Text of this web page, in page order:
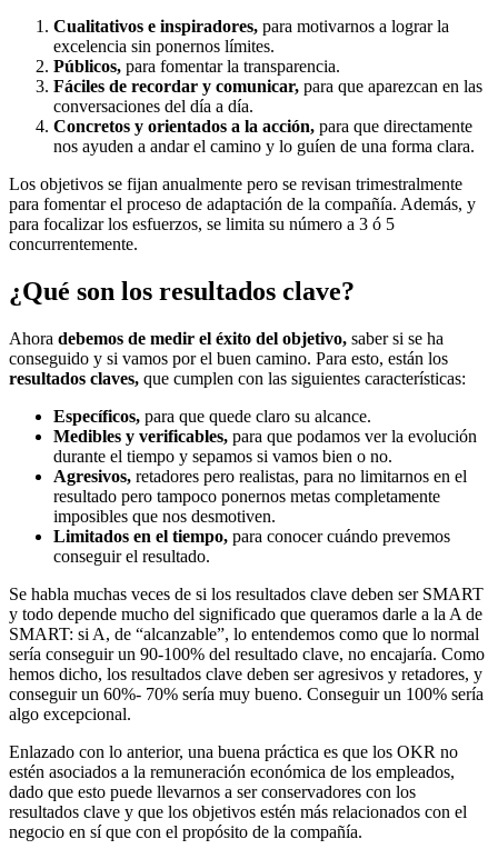
Cualitativos e inspiradores, para motivarnos a lograr la
excelencia sin ponernos límites.
Públicos, para fomentar la transparencia.
Fáciles de recordar y comunicar, para que aparezcan en las
conversaciones del día a día.
Concretos y orientados a la acción, para que directamente
nos ayuden a andar el camino y lo guíen de una forma clara.
Los objetivos se fijan anualmente pero se revisan trimestralmente
para fomentar el proceso de adaptación de la compañía. Además, y
para focalizar los esfuerzos, se limita su número a 3 ó 5
concurrentemente.
¿Qué son los resultados clave?
Ahora debemos de medir el éxito del objetivo, saber si se ha
conseguido y si vamos por el buen camino. Para esto, están los
resultados claves, que cumplen con las siguientes características:
Específicos, para que quede claro su alcance.
Medibles y verificables, para que podamos ver la evolución
durante el tiempo y sepamos si vamos bien o no.
Agresivos, retadores pero realistas, para no limitarnos en el
resultado pero tampoco ponernos metas completamente
imposibles que nos desmotiven.
Limitados en el tiempo, para conocer cuándo prevemos
conseguir el resultado.
Se habla muchas veces de si los resultados clave deben ser SMART
y todo depende mucho del significado que queramos darle a la A de
SMART: si A, de “alcanzable”, lo entendemos como que lo normal
sería conseguir un 90-100% del resultado clave, no encajaría. Como
hemos dicho, los resultados clave deben ser agresivos y retadores, y
conseguir un 60%- 70% sería muy bueno. Conseguir un 100% sería
algo excepcional.
Enlazado con lo anterior, una buena práctica es que los OKR no
estén asociados a la remuneración económica de los empleados,
dado que esto puede llevarnos a ser conservadores con los
resultados clave y que los objetivos estén más relacionados con el
negocio en sí que con el propósito de la compañía.